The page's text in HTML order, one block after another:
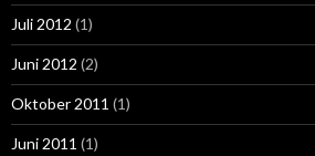
Juli 2012 (1)
Juni 2012 (2)
Oktober 2011 (1)
Juni 2011 (1)